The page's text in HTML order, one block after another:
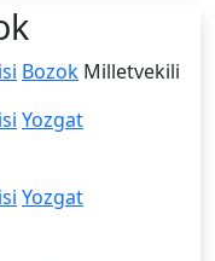
Bozok Milletvekili
Yozgat
Yozgat